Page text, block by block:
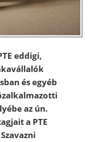
eddigi,
és egyéb
az ún.
a PTE